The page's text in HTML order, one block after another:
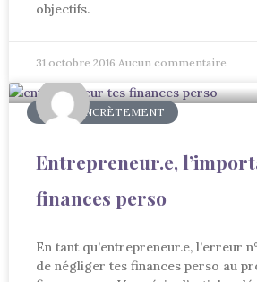
objectifs.
31 octobre 2016 Aucun commentaire
AGIR CONCRÈTEMENT
Entrepreneur.e,
finances perso
En tant qu’entrepreneur.e, l’erreur
de négliger tes finances perso au